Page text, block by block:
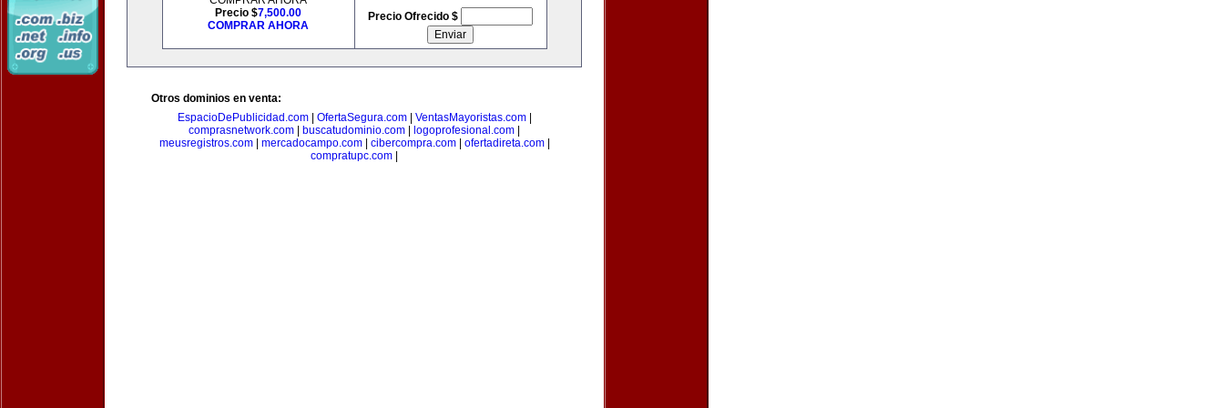
Precio $7,500.00
COMPRAR AHORA
Precio Ofrecido $
Otros dominios en venta:
EspacioDePublicidad.com| OfertaSegura.com| VentasMayoristas.com|
comprasnetwork.com
buscatudominio.com logoprofesional.com
meusregistros.com| mercadocampo.com| cibercompra.com| ofertadireta.com|
compratupc.com